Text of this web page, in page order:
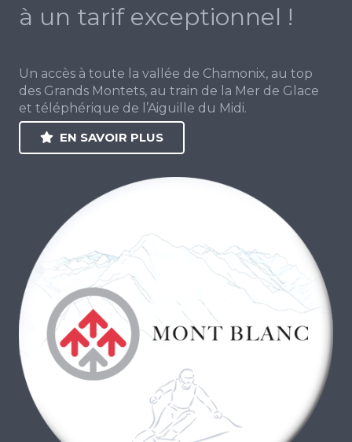
à un tarif exceptionnel !
Un accès à toute la vallée de Chamonix, au top
des Grands Montets, au train de la Mer de Glace
et téléphérique de l’Aiguille du Midi.
EN SAVOIR PLUS